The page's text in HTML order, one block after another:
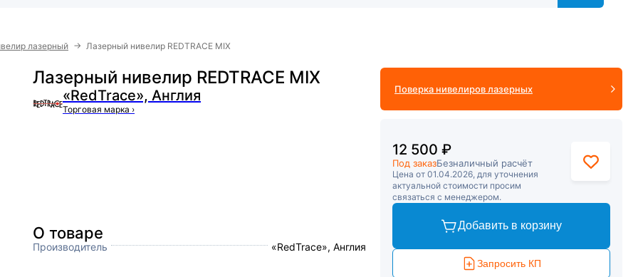
лазерный → Лазерный нивелир REDTRACE MIX
Лазерный нивелир REDTRACE MIX
«RedTrace», Англия
Торговая марка ›
О товаре
Производитель «RedTrace», Англия
Поверка нивелиров лазерных
12 500 ₽
Под заказБезналичный расчёт
Цена от 01.04.2026, для уточнения
актуальной стоимости просим
связаться с менеджером.
Добавить в корзину
Запросить КП